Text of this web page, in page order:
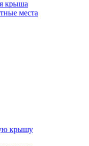
крыша
места
крышу